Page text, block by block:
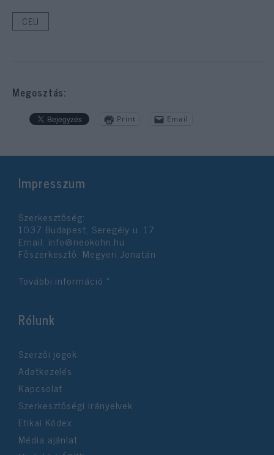
CEU
Megosztás:
Print Email
Impresszum
Szerkesztőség:
1037 Budapest, Seregély u. 17.
Email: info@neokohn.hu
Főszerkesztő: Megyeri Jonatán
További információ »
Rólunk
Szerzői jogok
Adatkezelés
Kapcsolat
Szerkesztőségi irányelvek
Etikai Kódex
Média ajánlat